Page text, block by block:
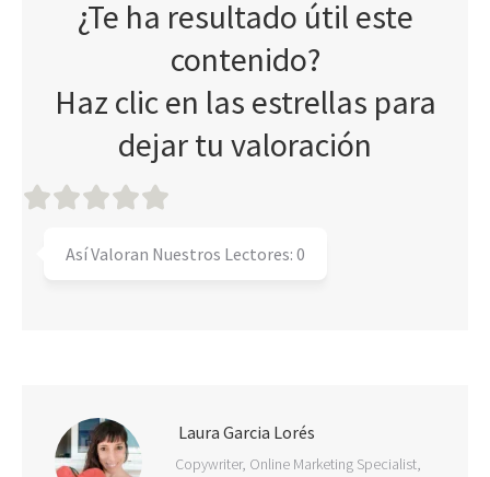
¿Te ha resultado útil este
contenido?
Haz clic en las estrellas para
dejar tu valoración
Así Valoran Nuestros Lectores: 0
Laura Garcia Lorés
Copywriter, Online Marketing Specialist,